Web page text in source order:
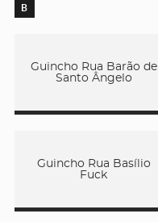
B
Guincho Rua Barão de
Santo Ângelo
Guincho Rua Basílio
Fuck